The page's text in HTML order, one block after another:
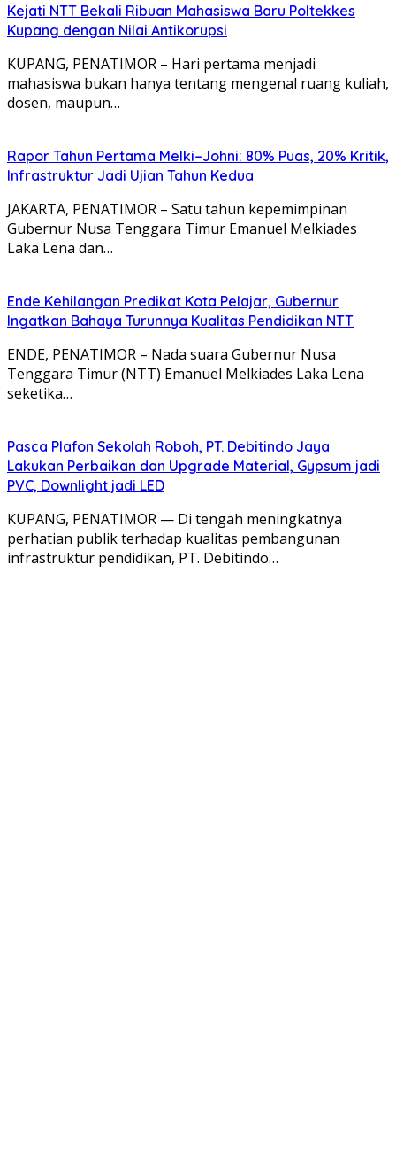
Kejati NTT Bekali Ribuan Mahasiswa Baru Poltekkes
Kupang dengan Nilai Antikorupsi
KUPANG, PENATIMOR – Hari pertama menjadi
mahasiswa bukan hanya tentang mengenal ruang kuliah,
dosen, maupun…
Rapor Tahun Pertama Melki–Johni: 80% Puas, 20% Kritik,
Infrastruktur Jadi Ujian Tahun Kedua
JAKARTA, PENATIMOR – Satu tahun kepemimpinan
Gubernur Nusa Tenggara Timur Emanuel Melkiades
Laka Lena dan…
Ende Kehilangan Predikat Kota Pelajar, Gubernur
Ingatkan Bahaya Turunnya Kualitas Pendidikan NTT
ENDE, PENATIMOR – Nada suara Gubernur Nusa
Tenggara Timur (NTT) Emanuel Melkiades Laka Lena
seketika…
Pasca Plafon Sekolah Roboh, PT. Debitindo Jaya
Lakukan Perbaikan dan Upgrade Material, Gypsum jadi
PVC, Downlight jadi LED
KUPANG, PENATIMOR — Di tengah meningkatnya
perhatian publik terhadap kualitas pembangunan
infrastruktur pendidikan, PT. Debitindo…